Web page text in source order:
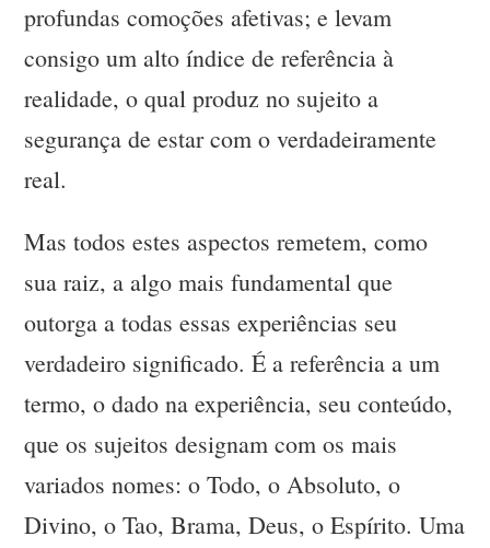
profundas comoções afetivas; e levam
consigo um alto índice de referência à
realidade, o qual produz no sujeito a
segurança de estar com o verdadeiramente
real.
Mas todos estes aspectos remetem, como
sua raiz, a algo mais fundamental que
outorga a todas essas experiências seu
verdadeiro significado. É a referência a um
termo, o dado na experiência, seu conteúdo,
que os sujeitos designam com os mais
variados nomes: o Todo, o Absoluto, o
Divino, o Tao, Brama, Deus, o Espírito. Uma